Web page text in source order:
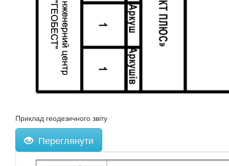
Приклад геодезичного звіту
Переглянути